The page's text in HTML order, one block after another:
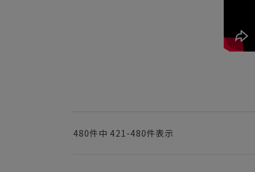
480件中 421 -480件表示